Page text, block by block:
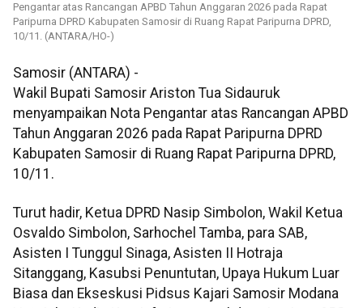
Pengantar atas Rancangan APBD Tahun Anggaran 2026 pada Rapat
Paripurna DPRD Kabupaten Samosir di Ruang Rapat Paripurna DPRD,
10/11. (ANTARA/HO-)
Samosir (ANTARA) -
Wakil Bupati Samosir Ariston Tua Sidauruk
menyampaikan Nota Pengantar atas Rancangan APBD
Tahun Anggaran 2026 pada Rapat Paripurna DPRD
Kabupaten Samosir di Ruang Rapat Paripurna DPRD,
10/11.
Turut hadir, Ketua DPRD Nasip Simbolon, Wakil Ketua
Osvaldo Simbolon, Sarhochel Tamba, para SAB,
Asisten I Tunggul Sinaga, Asisten II Hotraja
Sitanggang, Kasubsi Penuntutan, Upaya Hukum Luar
Biasa dan Ekseskusi Pidsus Kajari Samosir Modana